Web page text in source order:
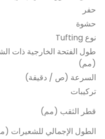
حفر
حشوة
نوع Tufting
طول الفتحة الخارجية ذات
(مم)
السرعة (ص / دقيقة)
تركيبات
قطر الثقب (مم)
الطول الإجمالي للشعيرات